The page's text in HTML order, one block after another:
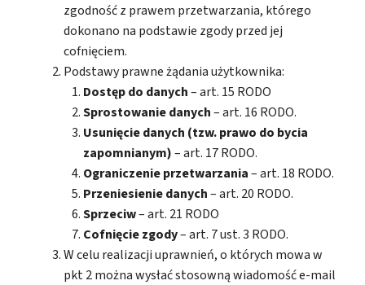
zgodność z prawem przetwarzania, którego
dokonano na podstawie zgody przed jej
cofnięciem.
Podstawy prawne żądania użytkownika:
Dostęp do danych– art. 15 RODO
Sprostowanie danych– art. 16 RODO.
Usunięcie danych (tzw. prawo do bycia
zapomnianym)– art. 17 RODO.
Ograniczenie przetwarzania– art. 18 RODO.
Przeniesienie danych– art. 20 RODO.
Sprzeciw– art. 21 RODO
Cofnięcie zgody– art. 7 ust. 3 RODO.
W celu realizacji uprawnień, o których mowa w
pkt 2 można wysłać stosowną wiadomość e-mail